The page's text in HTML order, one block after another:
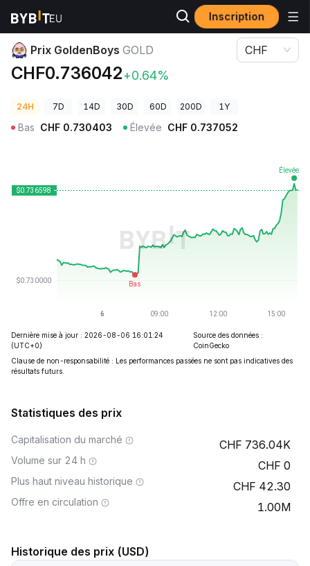
Inscription
Prix des cryptos Prix GoldenBoys GOLD
Prix GoldenBoys GOLD
CHF0.736042+0.64%
CHF
24H 7D 14D 30D 60D 200D 1Y
Bas CHF 0.730403 Élevée CHF 0.737052
Dernière mise à jour : 2026-08-06 16:01:24
(UTC+0)
Source des données :
CoinGecko
Clause de non-responsabilité : Les performances passées ne sont pas indicatives des
résultats futurs.
Statistiques des prix
Capitalisation du marché 736.04K
Volume sur 24 h 0
Plus haut niveau historique 42.30
Offre en circulation 1.00M
Historique des prix (USD)